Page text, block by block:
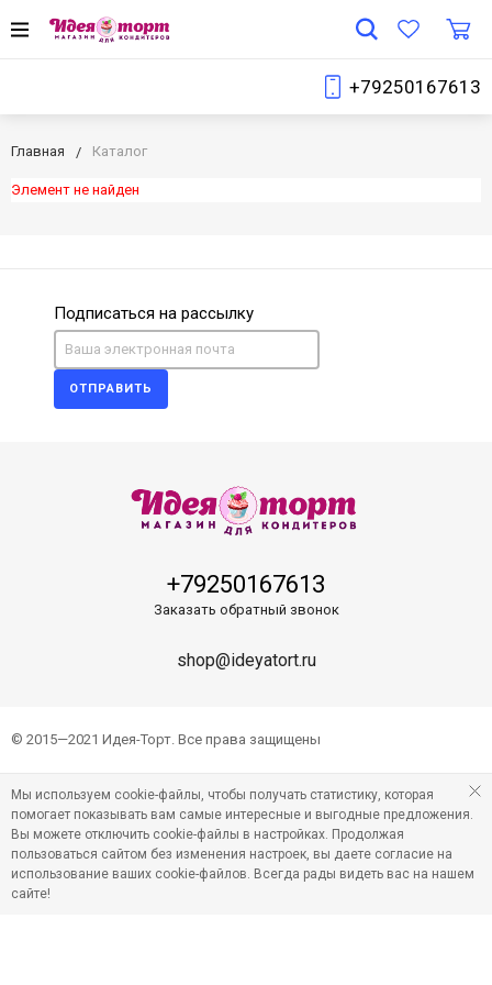
+79250167613
Главная Каталог
Элемент не найден
Подписаться на рассылку
ОТПРАВИТЬ
+79250167613
Заказать обратный звонок
shop@ideyatort.ru
© 2015—2021 Идея-Торт. Все права защищены
Мы используем cookie-файлы, чтобы получать статистику, которая
помогает показывать вам самые интересные и выгодные предложения.
Вы можете отключить cookie-файлы в настройках. Продолжая
пользоваться сайтом без изменения настроек, вы даете согласие на
использование ваших cookie-файлов. Всегда рады видеть вас на нашем
сайте!